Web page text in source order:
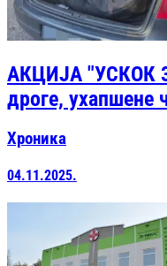
АКЦИЈА "УСКОК
дроге, ухапшене
Хроника
04.11.2025.